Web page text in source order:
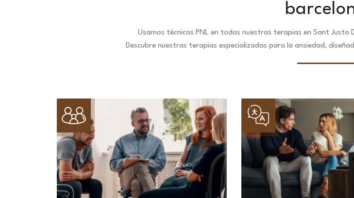
Usamos técnicas PNL en todas nuestras terapias en Sant
Descubre nuestras terapias especializadas para la ansiedad,